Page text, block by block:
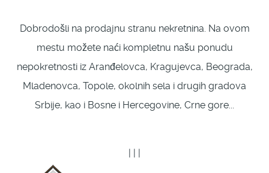
Dobrodošli na prodajnu stranu nekretnina. Na ovom
mestu možete naći kompletnu našu ponudu
nepokretnosti iz Aranđelovca, Kragujevca, Beograda,
Mladenovca, Topole, okolnih sela i drugih gradova
Srbije, kao i Bosne i Hercegovine, Crne gore...
| | |